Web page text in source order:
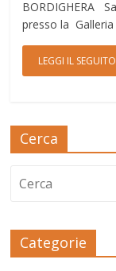
BORDIGHERA
presso la Galleria
LEGGI IL SEGUITO
Cerca
Categorie